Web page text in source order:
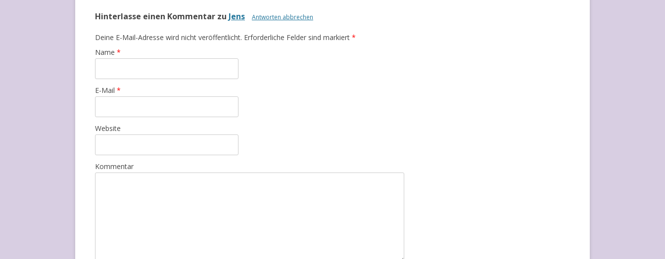
Hinterlasse einen Kommentar zu Jens Antworten abbrechen
Deine E-Mail-Adresse wird nicht veröffentlicht. Erforderliche Felder sind markiert *
Name *
E-Mail *
Website
Kommentar